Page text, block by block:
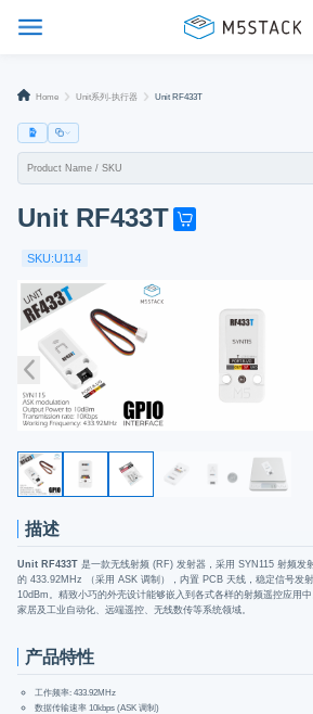
Home Unit系列-执行器 Unit RF433T
Unit RF433T G
SKU:U114
描述
Unit RF433T是一款无线射频 (RF) 发射器，采用 SYN115 射频发
的 433.92MHz （采用 ASK 调制），内置 PCB 天线，稳定信号发
10dBm。精致小巧的外壳设计能够嵌入到各式各样的射频遥控应用
家居及工业自动化、远端遥控、无线数传等系统领域。
产品特性
工作频率: 433.92MHz
数据传输速率 10kbps (ASK 调制)